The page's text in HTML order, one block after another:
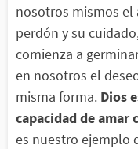
nosotros mismos el
perdón y su
comienza a
en nosotros el
misma forma. Dios
capacidad de
es nuestro ejemplo